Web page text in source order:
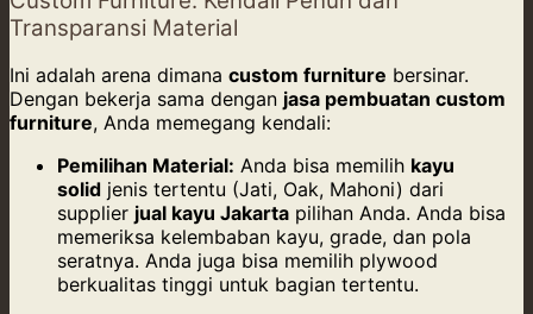
Transparansi Material
Ini adalah arena dimana custom furniture bersinar.
Dengan bekerja sama dengan jasa pembuatan custom
furniture, Anda memegang kendali:
Pemilihan Material: Anda bisa memilih kayu
solid jenis tertentu (Jati, Oak, Mahoni) dari
supplier jual kayu Jakarta pilihan Anda. Anda bisa
memeriksa kelembaban kayu, grade, dan pola
seratnya. Anda juga bisa memilih plywood
berkualitas tinggi untuk bagian tertentu.